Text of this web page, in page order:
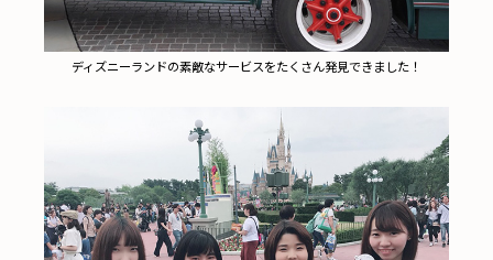
ディズニーランドの素敵なサービスをたくさん発見できました！